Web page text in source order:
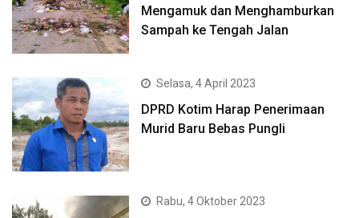
Mengamuk dan Menghamburkan
Sampah ke Tengah Jalan
Selasa, 4 April 2023
DPRD Kotim Harap Penerimaan
Murid Baru Bebas Pungli
Rabu, 4 Oktober 2023